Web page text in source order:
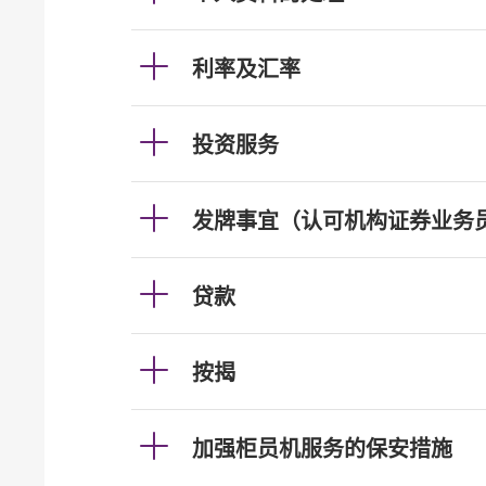
利率及汇率
投资服务
发牌事宜（认可机构证券业务
贷款
按揭
加强柜员机服务的保安措施